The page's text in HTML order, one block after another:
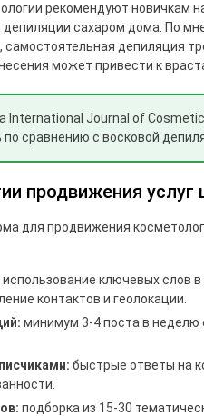
рекомендуют новичкам
сахаром дома. По
депиляция
может привести к
International Journal of
сравнению с восковой
продвижения услуг
для продвижения
использование ключевых слов
контактов и геолокации.
минимум 3-4 поста в неделю
быстрые ответы на
подборка из 15-30